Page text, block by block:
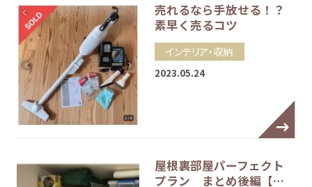
売れるなら手放せる！？
素早く売るコツ
インテリア・収納
2023.05.24
屋根裏部屋パーフェクト
プラン まとめ後編【…